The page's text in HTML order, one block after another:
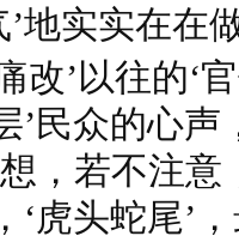
地实实在在
改’以往的‘
’民众的心
，若不注意
‘虎头蛇尾’